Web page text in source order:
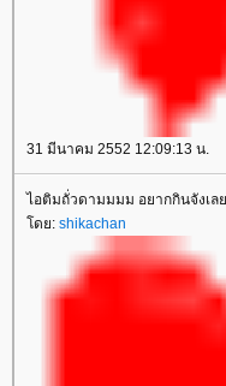
31 มีนาคม 2552 12:09:13 น.
ไอติมถั่วดามมมม อยากกินจังเล
ดย: shikachan